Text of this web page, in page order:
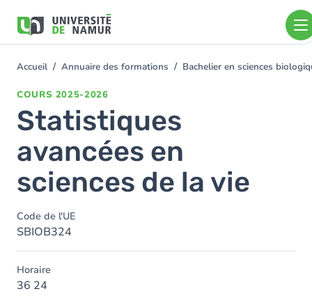
contenu
You
Accueil Annuaire des formations Bachelier en sciences
COURS 2025-2026
Statistiques
avancées en
sciences de la vie
Code de l'UE
SBIOB324
Horaire
36 24